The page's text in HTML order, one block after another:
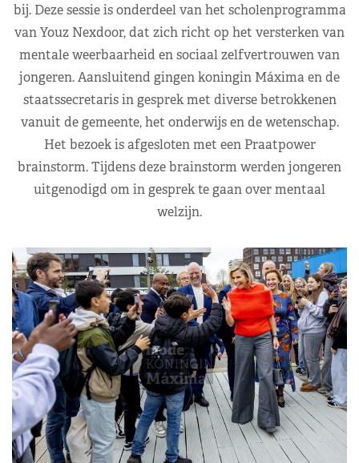
bij. Deze sessie is onderdeel van het scholenprogramma
van Youz Nexdoor, dat zich richt op het versterken van
mentale weerbaarheid en sociaal zelfvertrouwen van
jongeren. Aansluitend gingen koningin Máxima en de
staatssecretaris in gesprek met diverse betrokkenen
vanuit de gemeente, het onderwijs en de wetenschap.
Het bezoek is afgesloten met een Praatpower
brainstorm. Tijdens deze brainstorm werden jongeren
uitgenodigd om in gesprek te gaan over mentaal
welzijn.